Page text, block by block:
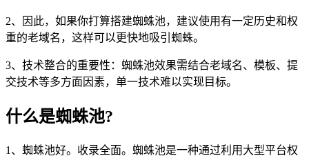
2、因此，如果你打算搭建蜘蛛池，建议使用有一定历史和权
重的老域名，这样可以更快地吸引蜘蛛。
3、技术整合的重要性：蜘蛛池效果需结合老域名、模板、提
交技术等多方面因素，单一技术难以实现目标。
什么是蜘蛛池?
1、蜘蛛池好。收录全面。蜘蛛池是一种通过利用大型平台权